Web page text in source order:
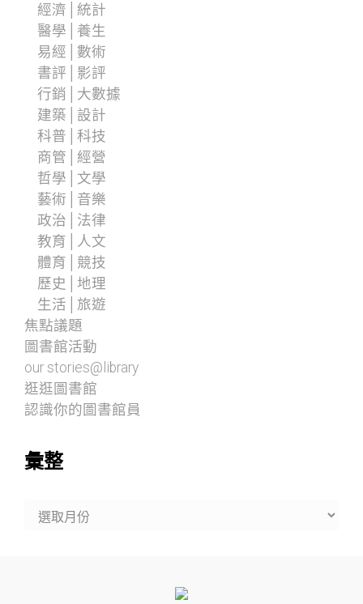
經濟│統計
醫學│養生
易經│數術
書評│影評
行銷│大數據
建築│設計
科普│科技
商管│經營
哲學│文學
藝術│音樂
政治│法律
教育│人文
體育│競技
歷史│地理
生活│旅遊
焦點議題
圖書館活動
our stories@library
逛逛圖書館
認識你的圖書館員
彙整